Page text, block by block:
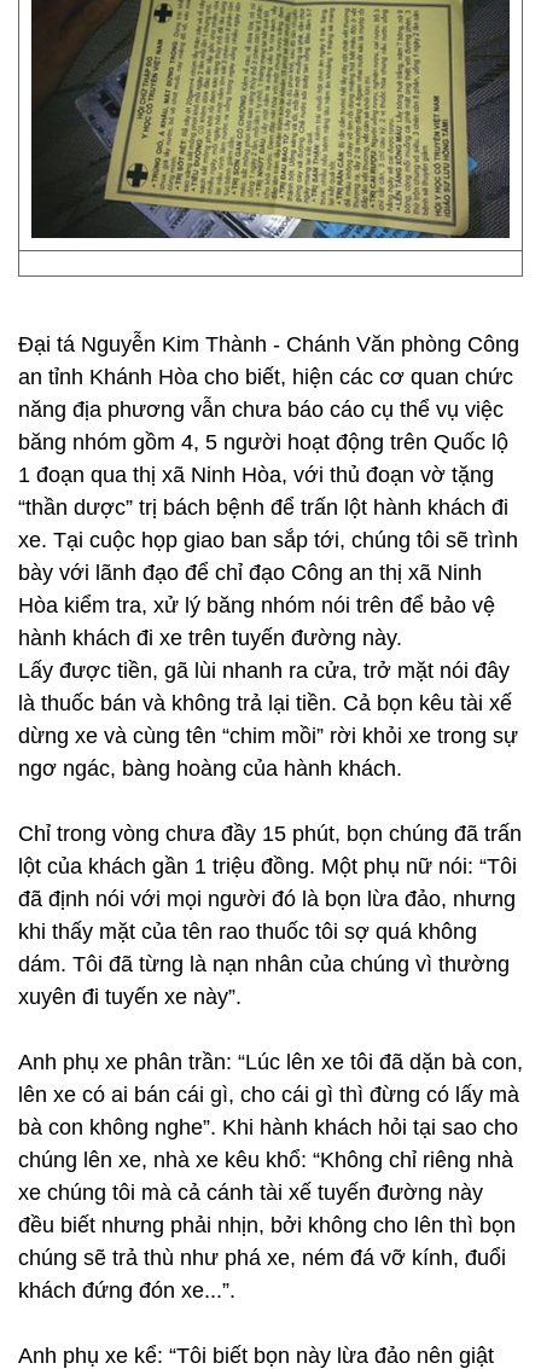
Đại tá Nguyễn Kim Thành - Chánh Văn phòng Công
an tỉnh Khánh Hòa cho biết, hiện các cơ quan chức
năng địa phương vẫn chưa báo cáo cụ thể vụ việc
băng nhóm gồm 4, 5 người hoạt động trên Quốc lộ
1 đoạn qua thị xã Ninh Hòa, với thủ đoạn vờ tặng
“thần dược” trị bách bệnh để trấn lột hành khách đi
xe. Tại cuộc họp giao ban sắp tới, chúng tôi sẽ trình
bày với lãnh đạo để chỉ đạo Công an thị xã Ninh
Hòa kiểm tra, xử lý băng nhóm nói trên để bảo vệ
hành khách đi xe trên tuyến đường này.
Lấy được tiền, gã lùi nhanh ra cửa, trở mặt nói đây
là thuốc bán và không trả lại tiền. Cả bọn kêu tài xế
dừng xe và cùng tên “chim mồi” rời khỏi xe trong sự
ngơ ngác, bàng hoàng của hành khách.
Chỉ trong vòng chưa đầy 15 phút, bọn chúng đã trấn
lột của khách gần 1 triệu đồng. Một phụ nữ nói: “Tôi
đã định nói với mọi người đó là bọn lừa đảo, nhưng
khi thấy mặt của tên rao thuốc tôi sợ quá không
dám. Tôi đã từng là nạn nhân của chúng vì thường
xuyên đi tuyến xe này”.
Anh phụ xe phân trần: “Lúc lên xe tôi đã dặn bà con,
lên xe có ai bán cái gì, cho cái gì thì đừng có lấy mà
bà con không nghe”. Khi hành khách hỏi tại sao cho
chúng lên xe, nhà xe kêu khổ: “Không chỉ riêng nhà
xe chúng tôi mà cả cánh tài xế tuyến đường này
đều biết nhưng phải nhịn, bởi không cho lên thì bọn
chúng sẽ trả thù như phá xe, ném đá vỡ kính, đuổi
khách đứng đón xe...”.
Anh phụ xe kể: “Tôi biết bọn này lừa đảo nên giật